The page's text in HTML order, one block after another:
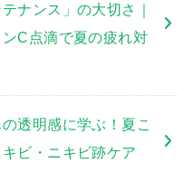
テナンス」の大切さ｜
C点滴で夏の疲れ対
透明感に学ぶ！夏こ
ビ・ニキビ跡ケア